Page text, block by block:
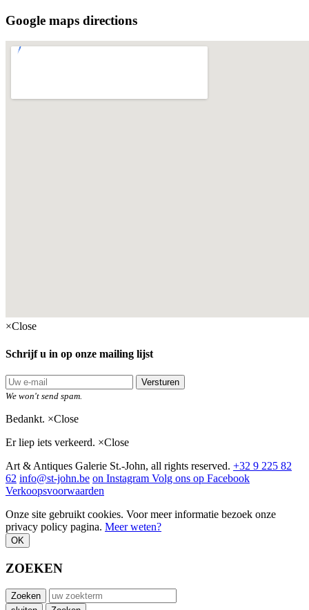
Google maps directions
×Close
Schrijf u in op onze mailing lijst
Versturen
We won't send spam.
Bedankt. ×Close
Er liep iets verkeerd. ×Close
Art & Antiques Galerie St.-John, all rights reserved. +32 9 225 82
62 info@st-john.be on Instagram Volg ons op Facebook
Verkoopsvoorwaarden
Onze site gebruikt cookies. Voor meer informatie bezoek onze
privacy policy pagina. Meer weten?
OK
ZOEKEN
Zoeken